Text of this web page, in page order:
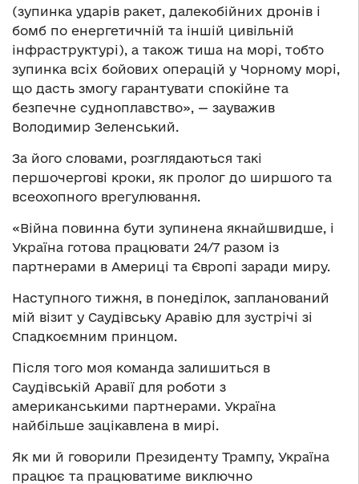
(зупинка ударів ракет, далекобійних дронів і
бомб по енергетичній та іншій цивільній
інфраструктурі), а також тиша на морі, тобто
зупинка всіх бойових операцій у Чорному морі,
що дасть змогу гарантувати спокійне та
безпечне судноплавство», — зауважив
Володимир Зеленський.
За його словами, розглядаються такі
першочергові кроки, як пролог до ширшого та
всеохопного врегулювання.
«Війна повинна бути зупинена якнайшвидше, і
Україна готова працювати 24/7 разом із
партнерами в Америці та Європі заради миру.
Наступного тижня, в понеділок, запланований
мій візит у Саудівську Аравію для зустрічі зі
Спадкоємним принцом.
Після того моя команда залишиться в
Саудівській Аравії для роботи з
американськими партнерами. Україна
найбільше зацікавлена в мирі.
Як ми й говорили Президенту Трампу, Україна
працює та працюватиме виключно